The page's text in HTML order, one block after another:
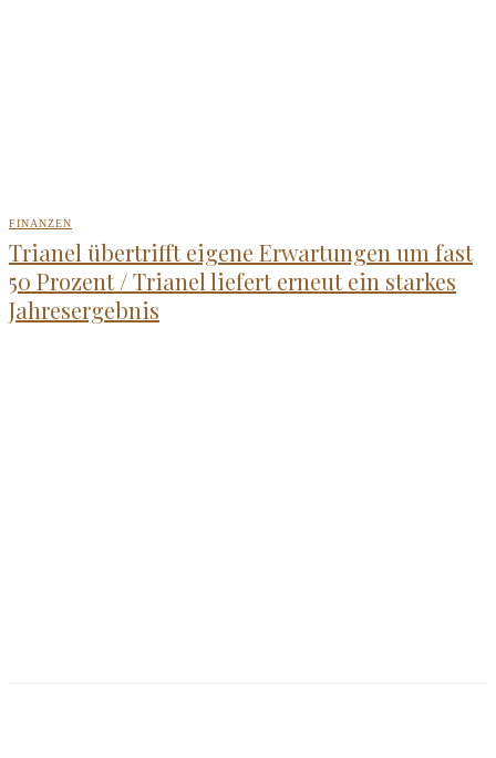
FINANZEN
Trianel übertrifft eigene Erwartungen um fast
50 Prozent / Trianel liefert erneut ein starkes
Jahresergebnis